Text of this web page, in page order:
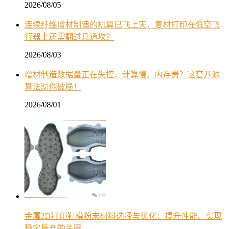
2026/08/05
连续纤维增材制造的机翼已飞上天，复材打印在低空飞
行器上还需翻过几道坎？
2026/08/03
增材制造数据量正在失控，计算慢、内存贵？这套开源
算法助你破局！
2026/08/01
金属3D打印鞋模粉末材料选择与优化：提升性能、实现